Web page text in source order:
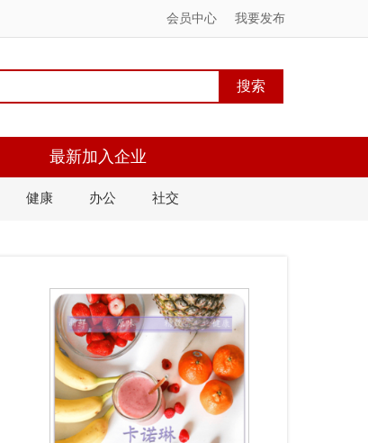
我要发布
会员中心
最新加入企业
健康 办公 社交